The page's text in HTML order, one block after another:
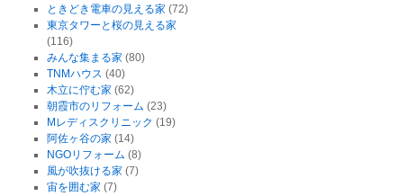
ときどき電車の見える家 (72)
東京タワーと桜の見える家
(116)
みんな集まる家 (80)
TNMハウス (40)
木立に佇む家 (62)
朝霞市のリフォーム (23)
Mレディスクリニック (19)
阿佐ヶ谷の家 (14)
NGOリフォーム (8)
風が吹抜ける家 (7)
宙を囲む家 (7)